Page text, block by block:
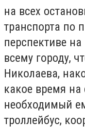
на всех
транспорта по
перспективе
всему городу,
Николаева,
какое время на
необходимый
троллейбус,